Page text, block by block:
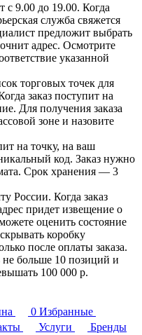
с 9.00 до 19.00. Когда
служба свяжется
предложит выбрать
адрес. Осмотрите
указанной
торговых точек для
заказ поступит на
Для получения заказа
зоне и назовите
на точку, на ваш
код. Заказ нужно
Срок хранения — 3
России. Когда заказ
придет извещение о
оценить состояние
коробку
после оплаты заказа.
больше 10 позиций и
100 000 р.
0 Избранные
Услуги
Бренды